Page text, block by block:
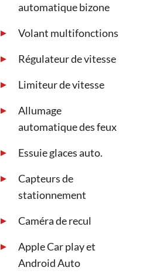
automatique bizone
Volant multifonctions
Régulateur de vitesse
Limiteur de vitesse
Allumage
automatique des feux
Essuie glaces auto.
Capteurs de
stationnement
Caméra de recul
Apple Car play et
Android Auto